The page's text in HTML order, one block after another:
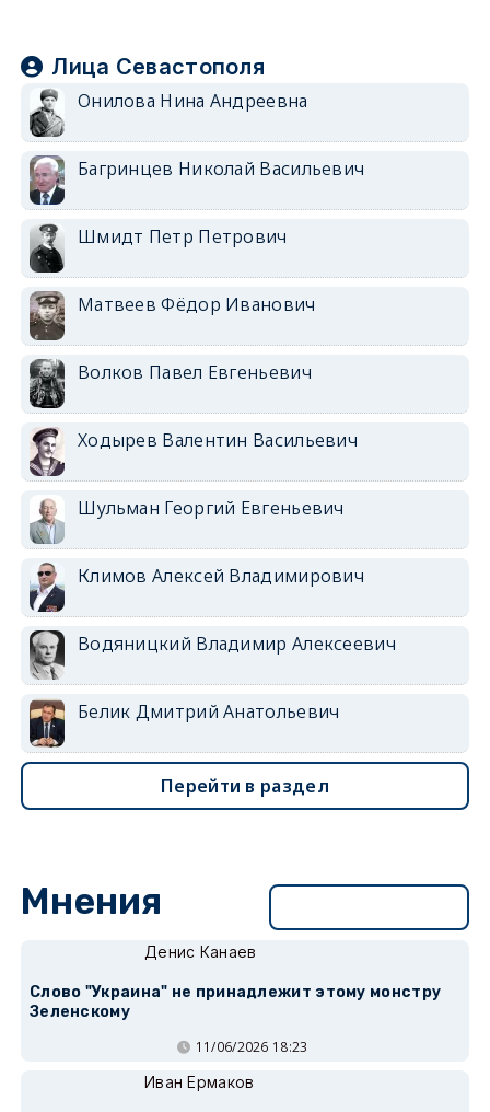
Лица Севастополя
Онилова Нина Андреевна
Багринцев Николай Васильевич
Шмидт Петр Петрович
Матвеев Фёдор Иванович
Волков Павел Евгеньевич
Ходырев Валентин Васильевич
Шульман Георгий Евгеньевич
Климов Алексей Владимирович
Водяницкий Владимир Алексеевич
Белик Дмитрий Анатольевич
Перейти в раздел
Мнения
Денис Канаев
Слово "Украина" не принадлежит этому монстру
Зеленскому
11/06/2026 18:23
Иван Ермаков